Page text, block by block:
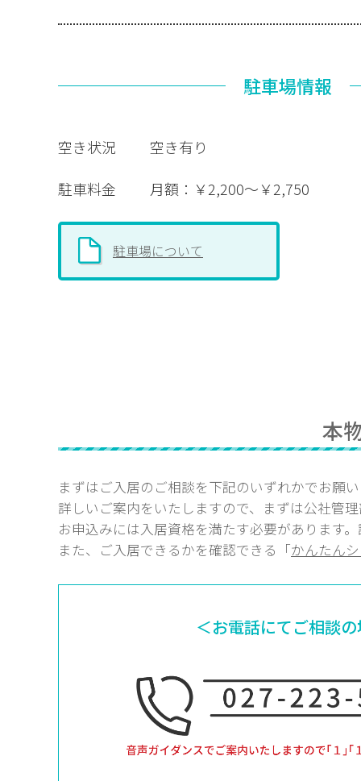
駐車場情報
空き状況
空き有り
駐車料金
月額：￥2,200～￥2,750
駐車場について
本
まずはご入居のご相談を下記のいずれかでお願
詳しいご案内をいたしますので、まずは公社管
お申込みには入居資格を満たす必要があります
また、ご入居できるかを確認できる「かんたん
＜お電話にてご相談